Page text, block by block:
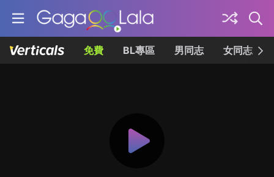
免費 BL專區 男同志 女同志